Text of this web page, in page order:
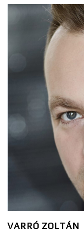
VARRÓ ZOLTÁN